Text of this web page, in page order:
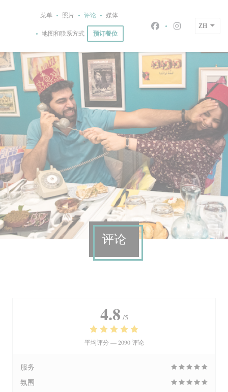
菜单 照片 评论 媒体
地图和联系方式 预订餐位 Facebook ((在新窗
Instagram ((
ZH
评论
4.8 /5
平均评分 —2090 评论
服务
氛围